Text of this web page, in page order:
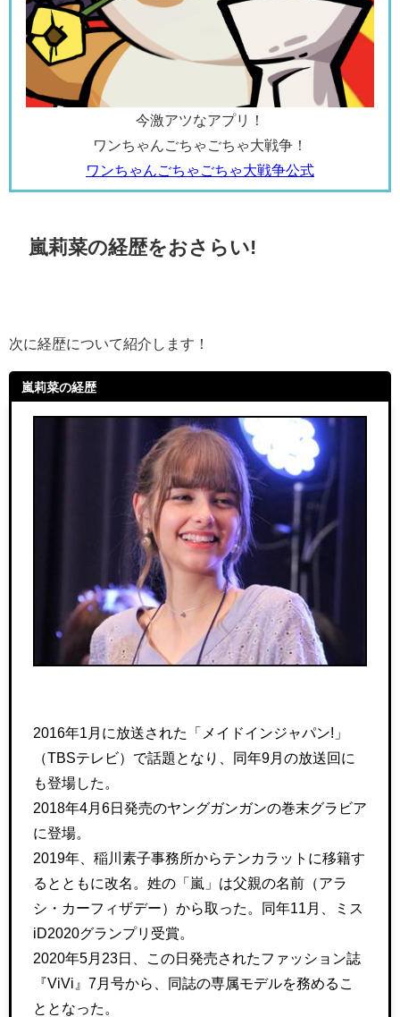
今激アツなアプリ！
ワンちゃんごちゃごちゃ大戦争！
ワンちゃんごちゃごちゃ大戦争公式
嵐莉菜の経歴をおさらい!
次に経歴について紹介します！
嵐莉菜の経歴
2016年1月に放送された「メイドインジャパン!」
（TBSテレビ）で話題となり、同年9月の放送回に
も登場した。
2018年4月6日発売のヤングガンガンの巻末グラビア
に登場。
2019年、稲川素子事務所からテンカラットに移籍す
るとともに改名。姓の「嵐」は父親の名前（アラ
シ・カーフィザデー）から取った。同年11月、ミス
iD2020グランプリ受賞。
2020年5月23日、この日発売されたファッション誌
『ViVi』7月号から、同誌の専属モデルを務めるこ
ととなった。